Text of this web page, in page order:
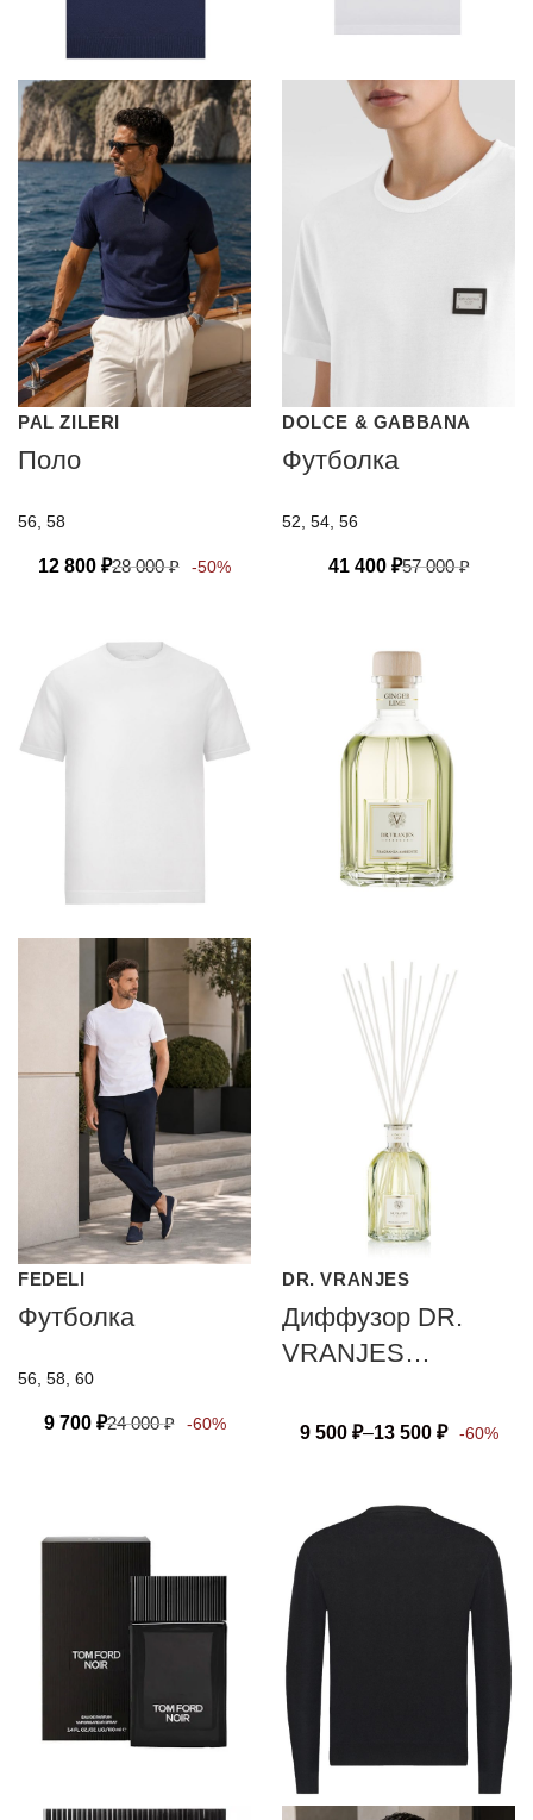
PAL ZILERI
Поло
56, 58
12 800 ₽28 000₽ -50%
DOLCE & GABBANA
Футболка
52, 54, 56
41 400 ₽57 000₽
FEDELI
Футболка
56, 58, 60
9 700 ₽24 000₽ -60%
DR. VRANJES
Диффузор DR.
VRANJES
LIME
9 500 ₽–13 500 ₽ -60%